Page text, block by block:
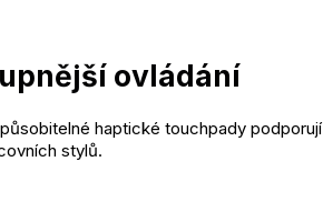
ovládání
haptické touchpady podporují
stylů.